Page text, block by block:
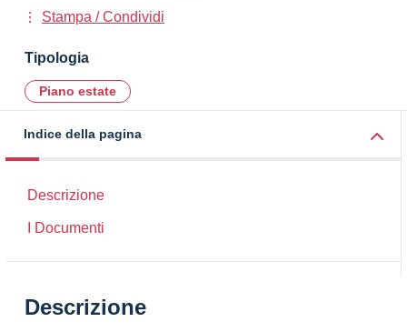
Stampa / Condividi
Tipologia
Piano estate
Indice della pagina
Descrizione
I Documenti
Descrizione